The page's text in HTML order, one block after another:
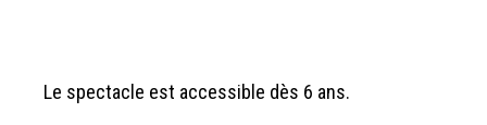
Le spectacle est accessible dès 6 ans.